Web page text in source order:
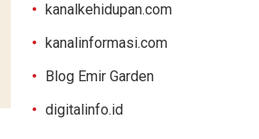
kanalkehidupan.com
kanalinformasi.com
Blog Emir Garden
digitalinfo.id